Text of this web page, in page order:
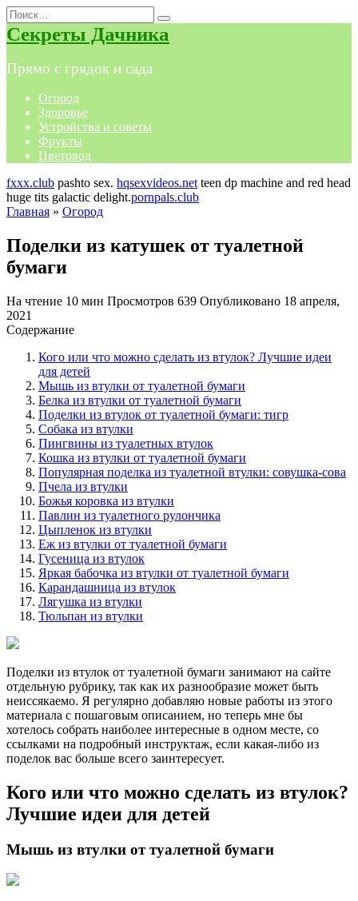
Перейти
к
содержанию
Search
for:
Секреты Дачника
Прямо с грядок и сада
Огород
Здоровье
Устройства и советы
Фрукты
Цветовод
fxxx.club pashto sex. hqsexvideos.net teen dp machine and red head
huge tits galactic delight.pornpals.club
Главная » Огород
Поделки из катушек от туалетной
бумаги
На чтение 10 мин Просмотров 639 Опубликовано 18 апреля,
2021
Содержание
Кого или что можно сделать из втулок? Лучшие идеи
для детей
Мышь из втулки от туалетной бумаги
Белка из втулки от туалетной бумаги
Поделки из втулок от туалетной бумаги: тигр
Собака из втулки
Пингвины из туалетных втулок
Кошка из втулки от туалетной бумаги
Популярная поделка из туалетной втулки: совушка-сова
Пчела из втулки
Божья коровка из втулки
Павлин из туалетного рулончика
Цыпленок из втулки
Еж из втулки от туалетной бумаги
Гусеница из втулок
Яркая бабочка из втулки от туалетной бумаги
Карандашница из втулок
Лягушка из втулки
Тюльпан из втулки
Поделки из втулок от туалетной бумаги занимают на сайте
отдельную рубрику, так как их разнообразие может быть
неиссякаемо. Я регулярно добавляю новые работы из этого
материала с пошаговым описанием, но теперь мне бы
хотелось собрать наиболее интересные в одном месте, со
ссылками на подробный инструктаж, если какая-либо из
поделок вас больше всего заинтересует.
Кого или что можно сделать из втулок?
Лучшие идеи для детей
Мышь из втулки от туалетной бумаги